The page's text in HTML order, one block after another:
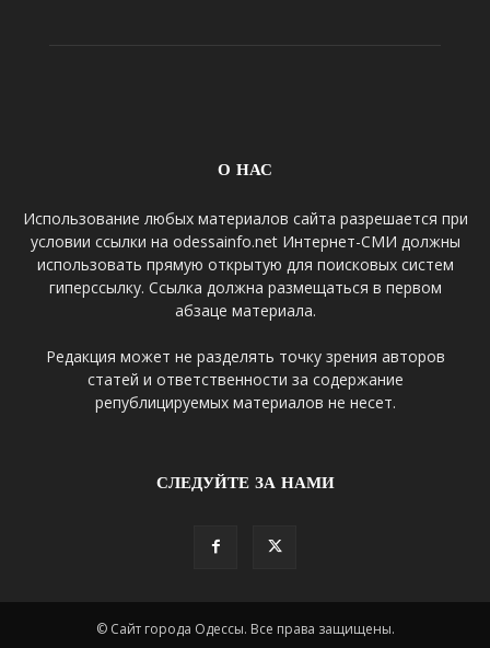
О НАС
Использование любых материалов сайта разрешается при
условии ссылки на odessainfo.net Интернет-СМИ должны
использовать прямую открытую для поисковых систем
гиперссылку. Ссылка должна размещаться в первом
абзаце материала.
Редакция может не разделять точку зрения авторов
статей и ответственности за содержание
републицируемых материалов не несет.
СЛЕДУЙТЕ ЗА НАМИ
© Сайт города Одессы. Все права защищены.